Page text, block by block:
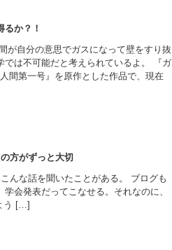
か？！
が自分の意思でガスになって壁をすり抜
では不可能だと考えられているよ。 『ガ
間第一号』を原作とした作品で、現在
方がずっと大切
んな話を聞いたことがある。 ブログも
会発表だってこなせる。それなのに、
う […]